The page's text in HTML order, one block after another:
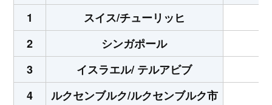
1
スイス/チューリッヒ
2
シンガポール
3
イスラエル/ テルアビブ
4
ルクセンブルク/ルクセンブルク市